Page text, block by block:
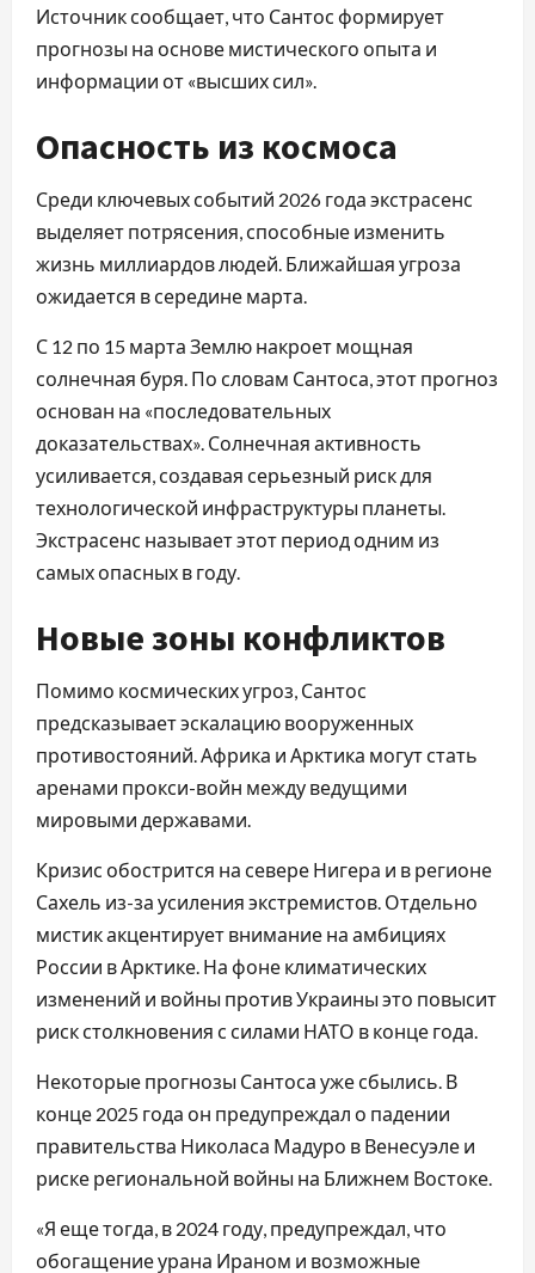
Источник сообщает, что Сантос формирует
прогнозы на основе мистического опыта и
информации от «высших сил».
Опасность из космоса
Среди ключевых событий 2026 года экстрасенс
выделяет потрясения, способные изменить
жизнь миллиардов людей. Ближайшая угроза
ожидается в середине марта.
С 12 по 15 марта Землю накроет мощная
солнечная буря. По словам Сантоса, этот прогноз
основан на «последовательных
доказательствах». Солнечная активность
усиливается, создавая серьезный риск для
технологической инфраструктуры планеты.
Экстрасенс называет этот период одним из
самых опасных в году.
Новые зоны конфликтов
Помимо космических угроз, Сантос
предсказывает эскалацию вооруженных
противостояний. Африка и Арктика могут стать
аренами прокси-войн между ведущими
мировыми державами.
Кризис обострится на севере Нигера и в регионе
Сахель из-за усиления экстремистов. Отдельно
мистик акцентирует внимание на амбициях
России в Арктике. На фоне климатических
изменений и войны против Украины это повысит
риск столкновения с силами НАТО в конце года.
Некоторые прогнозы Сантоса уже сбылись. В
конце 2025 года он предупреждал о падении
правительства Николаса Мадуро в Венесуэле и
риске региональной войны на Ближнем Востоке.
«Я еще тогда, в 2024 году, предупреждал, что
обогащение урана Ираном и возможные